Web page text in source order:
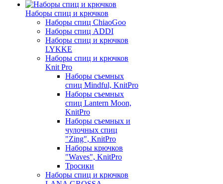
Наборы спиц и крючков
Наборы спиц ChiaoGoo
Наборы спиц ADDI
Наборы спиц и крючков
LYKKE
Наборы спиц и крючков
Knit Pro
Наборы съемных
спиц Mindful, KnitPro
Наборы съемных
спиц Lantern Moon,
KnitPro
Наборы съемных и
чулочных спиц
"Zing", KnitPro
Наборы крючков
"Waves", KnitPro
Тросики
Наборы спиц и крючков